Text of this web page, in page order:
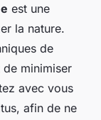
est une
la nature.
de
de minimiser
avec vous
afin de ne